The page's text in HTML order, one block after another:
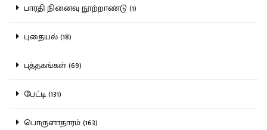
பாரதி நினைவு நூற்றாண்டு (1)
புதையல் (18)
புத்தகங்கள் (69)
பேட்டி (131)
பொருளாதாரம் (163)